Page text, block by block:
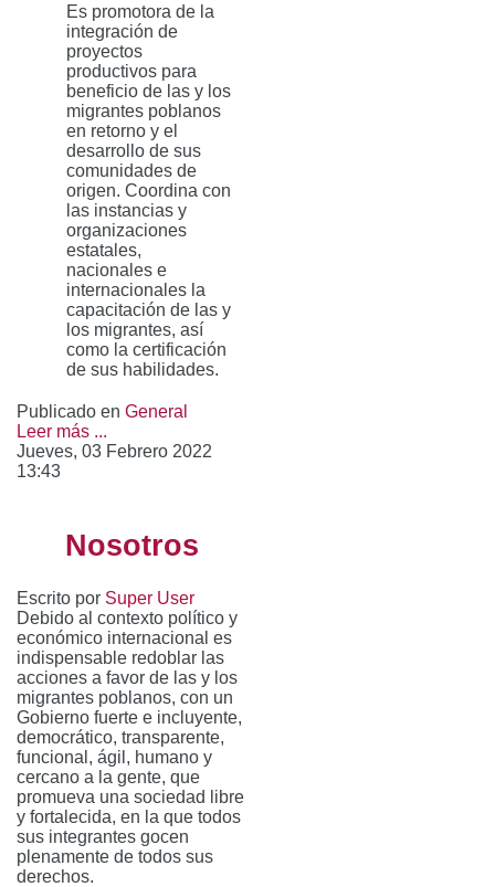
Es promotora de la
integración de
proyectos
productivos para
beneficio de las y los
migrantes poblanos
en retorno y el
desarrollo de sus
comunidades de
origen. Coordina con
las instancias y
organizaciones
estatales,
nacionales e
internacionales la
capacitación de las y
los migrantes, así
como la certificación
de sus habilidades.
Publicado en General
Leer más ...
Jueves, 03 Febrero 2022
13:43
Nosotros
Escrito por Super User
Debido al contexto político y
económico internacional es
indispensable redoblar las
acciones a favor de las y los
migrantes poblanos, con un
Gobierno fuerte e incluyente,
democrático, transparente,
funcional, ágil, humano y
cercano a la gente, que
promueva una sociedad libre
y fortalecida, en la que todos
sus integrantes gocen
plenamente de todos sus
derechos.